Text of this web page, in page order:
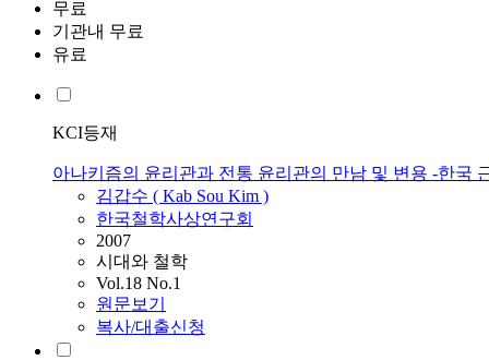
무료
기관내 무료
유료
KCI등재
아나키즘의 윤리관과 전통 윤리관의 만남 및 변용 -한국
김갑수 ( Kab Sou Kim )
한국철학사상연구회
2007
시대와 철학
Vol.18 No.1
원문보기
복사/대출신청